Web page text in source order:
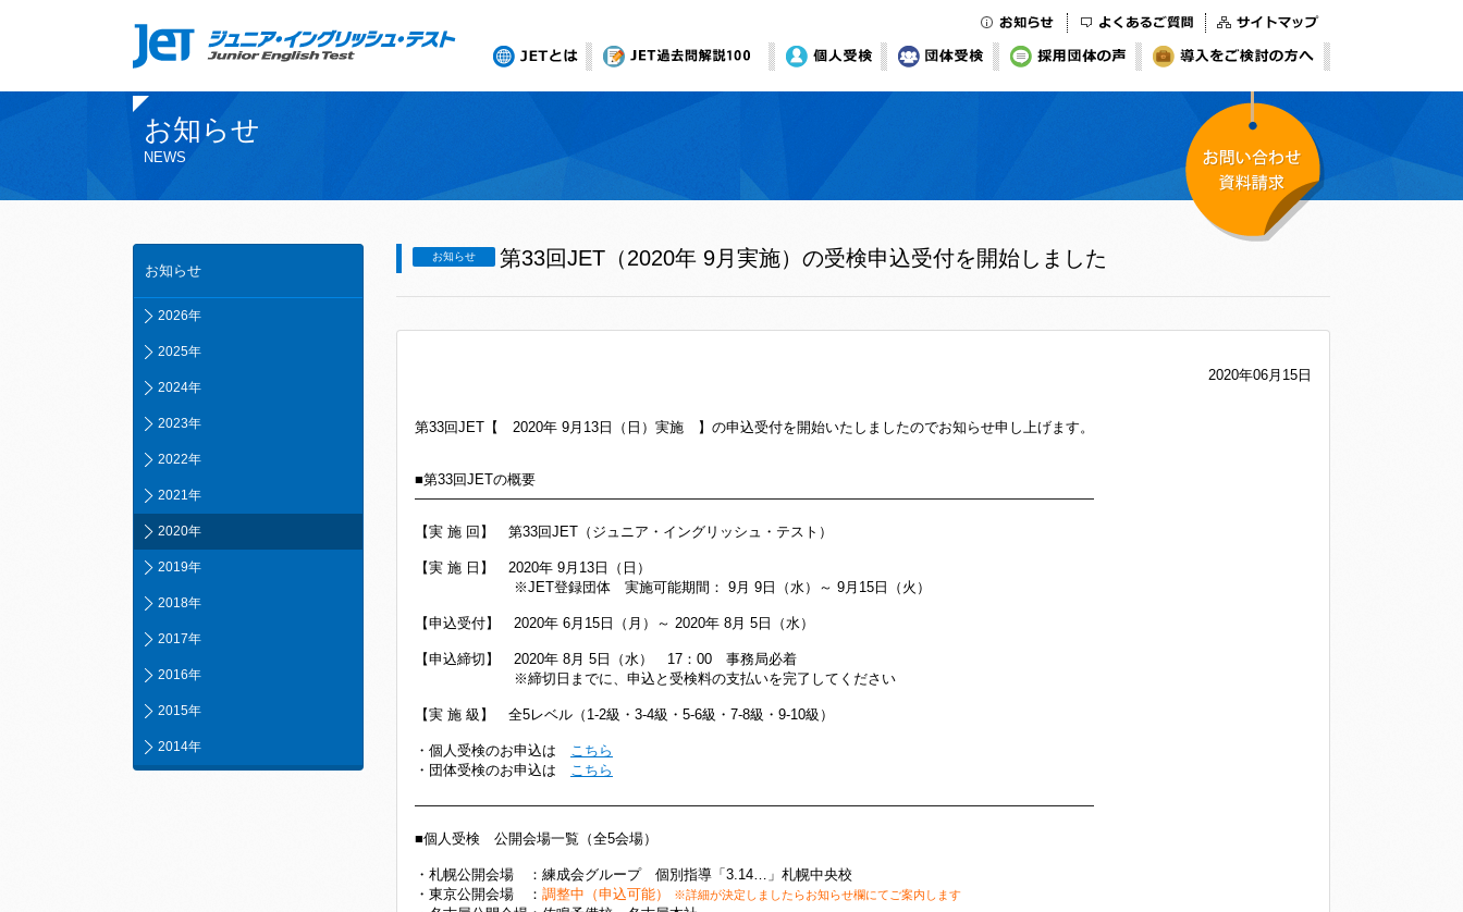
よくあるご質問
お知らせ
NEWS
お知らせ
2026年
2025年
2024年
2023年
2022年
2021年
2020年
2019年
2018年
2017年
2016年
2015年
2014年
第33回JET（2020年 9月実施）の受検申込受付を開始しました
お知らせ
2020年06月15日
第33回JET【 2020年 9月13日（日）実施 】の申込受付を開始いたしましたのでお知らせ申し上げます。
■第33回JETの概要
――――――――――――――――――――――――――――――――――――――――――――――――
【実 施 回】 第33回JET（ジュニア・イングリッシュ・テスト）
【実 施 日】 2020年 9月13日（日）
※JET登録団体 実施可能期間： 9月 9日（水）～ 9月15日（火）
【申込受付】 2020年 6月15日（月）～ 2020年 8月 5日（水）
【申込締切】 2020年 8月 5日（水） 17：00 事務局必着
※締切日までに、申込と受検料の支払いを完了してください
【実 施 級】 全5レベル（1-2級・3-4級・5-6級・7-8級・9-10級）
・個人受検のお申込は こちら
・団体受検のお申込は こちら
――――――――――――――――――――――――――――――――――――――――――――――――
■個人受検 公開会場一覧（全5会場）
・札幌公開会場 ：練成会グループ 個別指導「3.14…」札幌中央校
・東京公開会場 ： 調整中（申込可能） ※詳細が決定しましたらお知らせ欄にてご案内します